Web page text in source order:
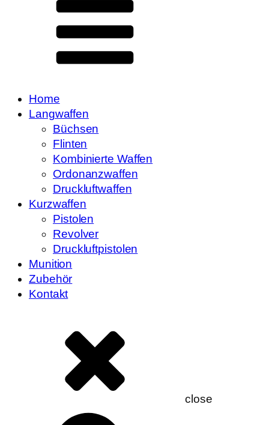
Home
Langwaffen
Büchsen
Flinten
Kombinierte Waffen
Ordonanzwaffen
Druckluftwaffen
Kurzwaffen
Pistolen
Revolver
Druckluftpistolen
Munition
Zubehör
Kontakt
close